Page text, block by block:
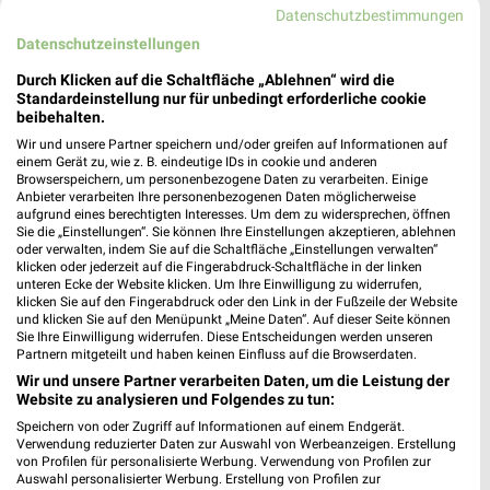
Nächste Filiale
JYSK Nürnberg
Geisseestraße 61-63
Heute 10:00 - 18:30 Uhr | Geöffnet
380,76 km • Angebote: 2 Prospekte
Angebote-Kalender für JYSK in Nürnberg
und Umgebung
Aug.
10 Mo 11Di 12Mi 13Do
JYSK - Gartenabverkauf
JYSK - Spare bis zu 70%
Datenschutzbestimmungen
Datenschutzeinstellungen
Durch Klicken auf die Schaltfläche „Ablehnen“ wird die
Standardeinstellung nur für unbedingt erforderliche cookie
beibehalten.
Wir und unsere Partner speichern und/oder greifen auf Informationen auf
einem Gerät zu, wie z. B. eindeutige IDs in cookie und anderen
Browserspeichern, um personenbezogene Daten zu verarbeiten. Einige
Anbieter verarbeiten Ihre personenbezogenen Daten möglicherweise
aufgrund eines berechtigten Interesses. Um dem zu widersprechen, öffnen
Sie die „Einstellungen“. Sie können Ihre Einstellungen akzeptieren, ablehnen
oder verwalten, indem Sie auf die Schaltfläche „Einstellungen verwalten“
klicken oder jederzeit auf die Fingerabdruck-Schaltfläche in der linken
unteren Ecke der Website klicken. Um Ihre Einwilligung zu widerrufen,
klicken Sie auf den Fingerabdruck oder den Link in der Fußzeile der Website
und klicken Sie auf den Menüpunkt „Meine Daten“. Auf dieser Seite können
Sie Ihre Einwilligung widerrufen. Diese Entscheidungen werden unseren
Partnern mitgeteilt und haben keinen Einfluss auf die Browserdaten.
Wir und unsere Partner verarbeiten Daten, um die Leistung der
Website zu analysieren und Folgendes zu tun:
Speichern von oder Zugriff auf Informationen auf einem Endgerät.
Verwendung reduzierter Daten zur Auswahl von Werbeanzeigen. Erstellung
von Profilen für personalisierte Werbung. Verwendung von Profilen zur
Auswahl personalisierter Werbung. Erstellung von Profilen zur